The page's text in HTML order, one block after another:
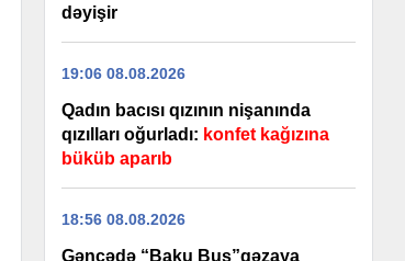
dəyişir
19:06 08.08.2026
Qadın bacısı qızının nişanında
qızılları oğurladı: konfet kağızına
büküb aparıb
18:56 08.08.2026
Gəncədə “Baku Bus”qəzaya